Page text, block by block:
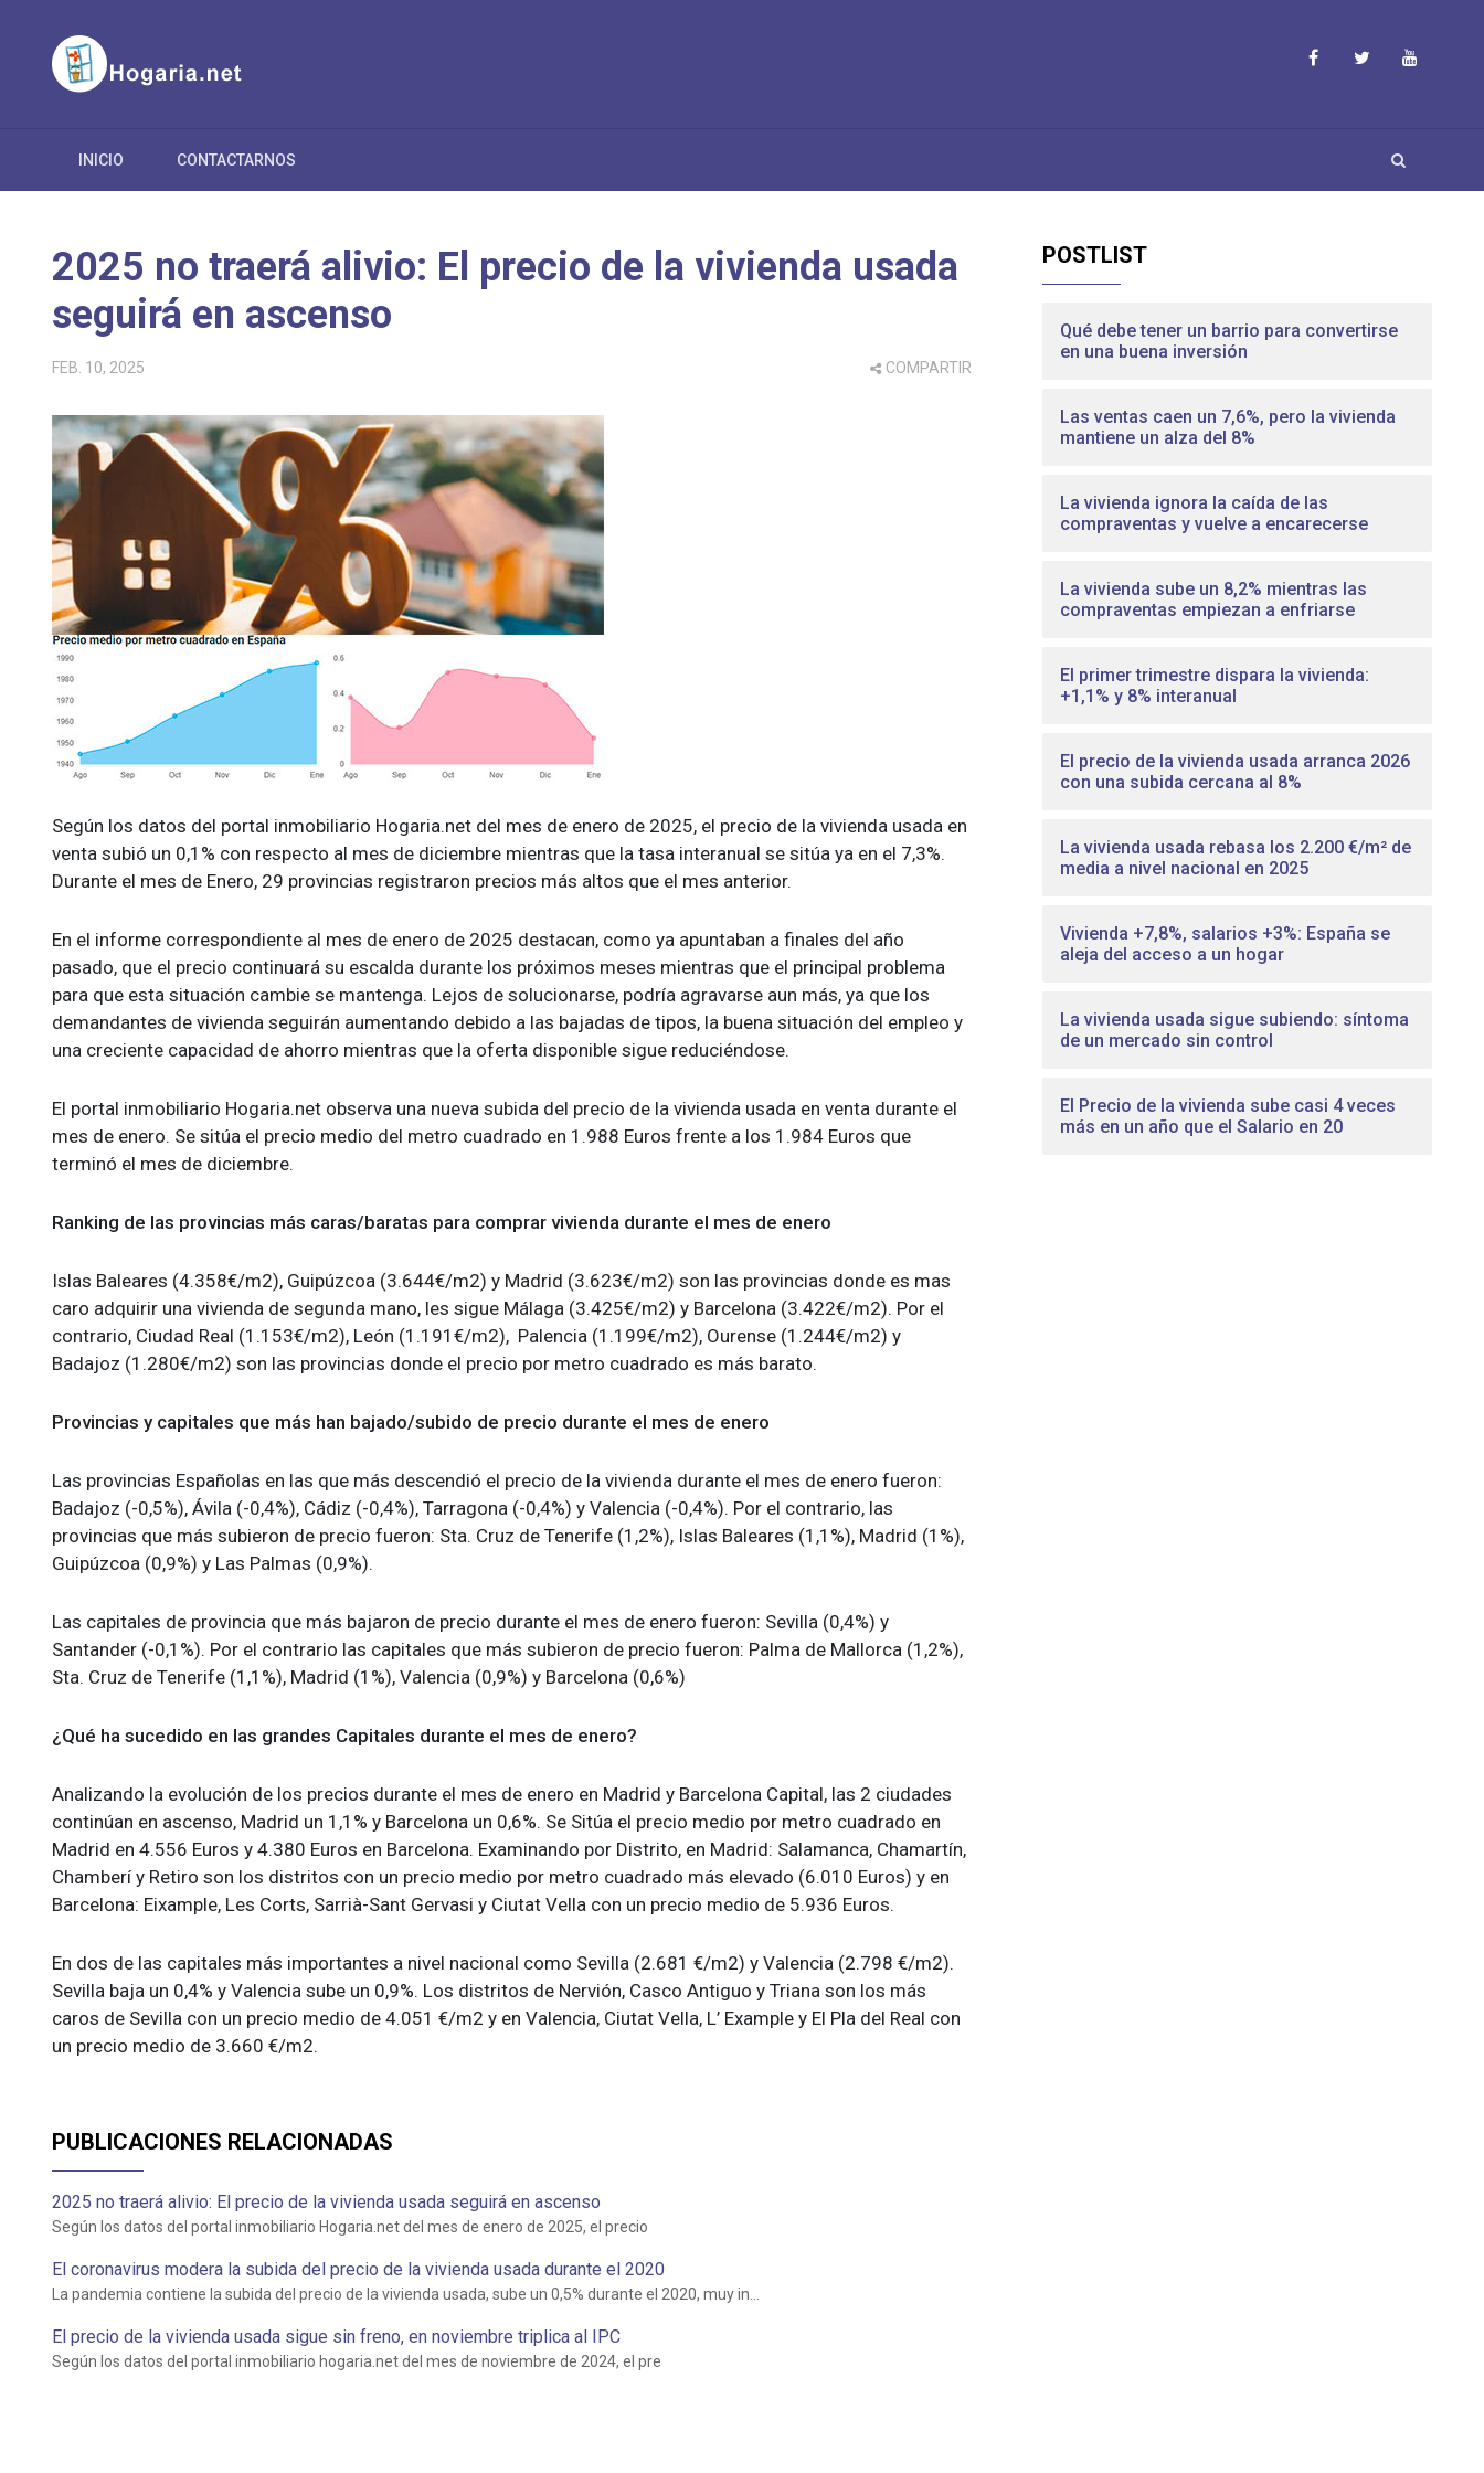
INICIO CONTACTARNOS
2025 no traerá alivio: El precio de la vivienda usada
seguirá en ascenso
FEB. 10, 2025 COMPARTIR
Según los datos del portal inmobiliario Hogaria.net del mes de enero de 2025, el precio de la vivienda usada en
venta subió un 0,1% con respecto al mes de diciembre mientras que la tasa interanual se sitúa ya en el 7,3%.
Durante el mes de Enero, 29 provincias registraron precios más altos que el mes anterior.
En el informe correspondiente al mes de enero de 2025 destacan, como ya apuntaban a finales del año
pasado, que el precio continuará su escalda durante los próximos meses mientras que el principal problema
para que esta situación cambie se mantenga. Lejos de solucionarse, podría agravarse aun más, ya que los
demandantes de vivienda seguirán aumentando debido a las bajadas de tipos, la buena situación del empleo y
una creciente capacidad de ahorro mientras que la oferta disponible sigue reduciéndose.
El portal inmobiliario Hogaria.net observa una nueva subida del precio de la vivienda usada en venta durante el
mes de enero. Se sitúa el precio medio del metro cuadrado en 1.988 Euros frente a los 1.984 Euros que
terminó el mes de diciembre.
Ranking de las provincias más caras/baratas para comprar vivienda durante el mes de enero
Islas Baleares (4.358€/m2), Guipúzcoa (3.644€/m2) y Madrid (3.623€/m2) son las provincias donde es mas
caro adquirir una vivienda de segunda mano, les sigue Málaga (3.425€/m2) y Barcelona (3.422€/m2). Por el
contrario, Ciudad Real (1.153€/m2), León (1.191€/m2), Palencia (1.199€/m2), Ourense (1.244€/m2) y
Badajoz (1.280€/m2) son las provincias donde el precio por metro cuadrado es más barato.
Provincias y capitales que más han bajado/subido de precio durante el mes de enero
Las provincias Españolas en las que más descendió el precio de la vivienda durante el mes de enero fueron:
Badajoz (-0,5%), Ávila (-0,4%), Cádiz (-0,4%), Tarragona (-0,4%) y Valencia (-0,4%). Por el contrario, las
provincias que más subieron de precio fueron: Sta. Cruz de Tenerife (1,2%), Islas Baleares (1,1%), Madrid (1%),
Guipúzcoa (0,9%) y Las Palmas (0,9%).
Las capitales de provincia que más bajaron de precio durante el mes de enero fueron: Sevilla (0,4%) y
Santander (-0,1%). Por el contrario las capitales que más subieron de precio fueron: Palma de Mallorca (1,2%),
Sta. Cruz de Tenerife (1,1%), Madrid (1%), Valencia (0,9%) y Barcelona (0,6%)
¿Qué ha sucedido en las grandes Capitales durante el mes de enero?
Analizando la evolución de los precios durante el mes de enero en Madrid y Barcelona Capital, las 2 ciudades
continúan en ascenso, Madrid un 1,1% y Barcelona un 0,6%. Se Sitúa el precio medio por metro cuadrado en
Madrid en 4.556 Euros y 4.380 Euros en Barcelona. Examinando por Distrito, en Madrid: Salamanca, Chamartín,
Chamberí y Retiro son los distritos con un precio medio por metro cuadrado más elevado (6.010 Euros) y en
Barcelona: Eixample, Les Corts, Sarrià-Sant Gervasi y Ciutat Vella con un precio medio de 5.936 Euros.
En dos de las capitales más importantes a nivel nacional como Sevilla (2.681 €/m2) y Valencia (2.798 €/m2).
Sevilla baja un 0,4% y Valencia sube un 0,9%. Los distritos de Nervión, Casco Antiguo y Triana son los más
caros de Sevilla con un precio medio de 4.051 €/m2 y en Valencia, Ciutat Vella, L’ Example y El Pla del Real con
un precio medio de 3.660 €/m2.
PUBLICACIONES RELACIONADAS
2025 no traerá alivio: El precio de la vivienda usada seguirá en ascenso
Según los datos del portal inmobiliario Hogaria.net del mes de enero de 2025, el precio
El coronavirus modera la subida del precio de la vivienda usada durante el 2020
La pandemia contiene la subida del precio de la vivienda usada, sube un 0,5% durante el 2020, muy in...
El precio de la vivienda usada sigue sin freno, en noviembre triplica al IPC
Según los datos del portal inmobiliario hogaria.net del mes de noviembre de 2024, el pre
POSTLIST
Qué debe tener un barrio para convertirse
en una buena inversión
Las ventas caen un 7,6%, pero la vivienda
mantiene un alza del 8%
La vivienda ignora la caída de las
compraventas y vuelve a encarecerse
La vivienda sube un 8,2% mientras las
compraventas empiezan a enfriarse
El primer trimestre dispara la vivienda:
+1,1% y 8% interanual
El precio de la vivienda usada arranca 2026
con una subida cercana al 8%
La vivienda usada rebasa los 2.200 €/m² de
media a nivel nacional en 2025
Vivienda +7,8%, salarios +3%: España se
aleja del acceso a un hogar
La vivienda usada sigue subiendo: síntoma
de un mercado sin control
El Precio de la vivienda sube casi 4 veces
más en un año que el Salario en 20